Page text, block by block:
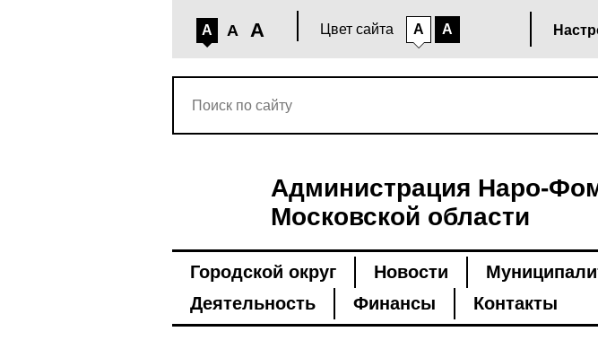
A A A Цвет сайта A A
Администрация Наро-
Московской области
Городской округ Новости
Деятельность
Финансы Контакты